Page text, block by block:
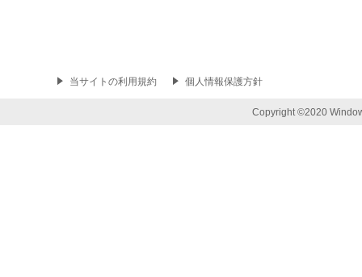
当サイトの利用規約 個人情報保護方針
Copyright ©2020